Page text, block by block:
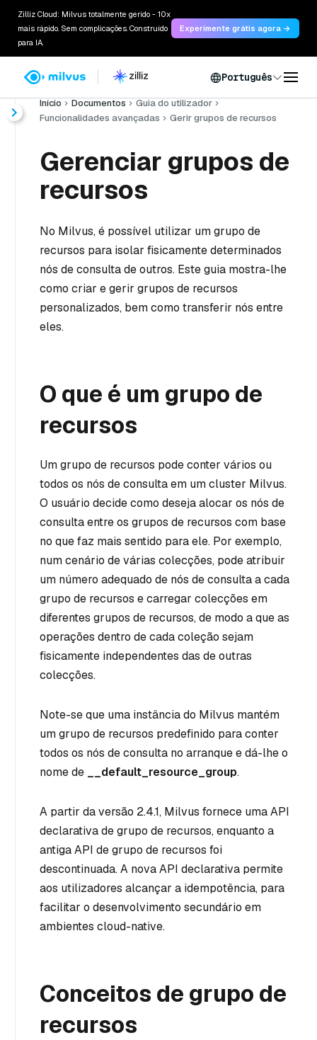
Zilliz Cloud: Milvus totalmente gerido - 10x
mais rápido. Sem complicações. Construído
para IA.
Experimente grátis agora →
Português
Início Documentos
Guia do utilizador
Funcionalidades avançadas
Gerir grupos de recursos
Gerenciar grupos de
recursos
No Milvus, é possível utilizar um grupo de
recursos para isolar fisicamente determinados
nós de consulta de outros. Este guia mostra-lhe
como criar e gerir grupos de recursos
personalizados, bem como transferir nós entre
eles.
O que é um grupo de
recursos
Um grupo de recursos pode conter vários ou
todos os nós de consulta em um cluster Milvus.
O usuário decide como deseja alocar os nós de
consulta entre os grupos de recursos com base
no que faz mais sentido para ele. Por exemplo,
num cenário de várias colecções, pode atribuir
um número adequado de nós de consulta a cada
grupo de recursos e carregar colecções em
diferentes grupos de recursos, de modo a que as
operações dentro de cada coleção sejam
fisicamente independentes das de outras
colecções.
Note-se que uma instância do Milvus mantém
um grupo de recursos predefinido para conter
todos os nós de consulta no arranque e dá-lhe o
nome de
__default_resource_group.
A partir da versão 2.4.1, Milvus fornece uma API
declarativa de grupo de recursos, enquanto a
antiga API de grupo de recursos foi
descontinuada. A nova API declarativa permite
aos utilizadores alcançar a idempotência, para
facilitar o desenvolvimento secundário em
ambientes cloud-native.
Conceitos de grupo de
recursos